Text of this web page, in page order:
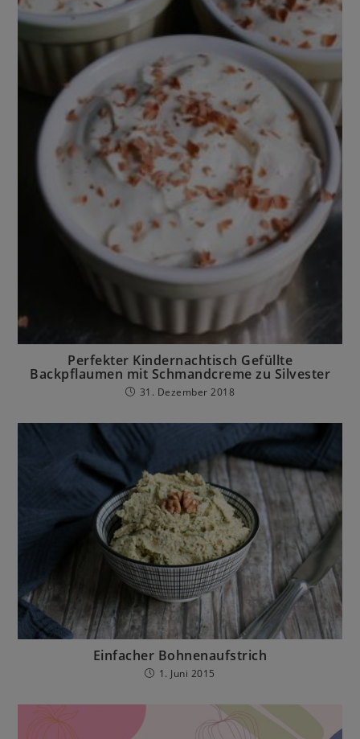
Perfekter Kindernachtisch Gefüllte
Backpflaumen mit Schmandcreme zu Silvester
31. Dezember 2018
Einfacher Bohnenaufstrich
1. Juni 2015